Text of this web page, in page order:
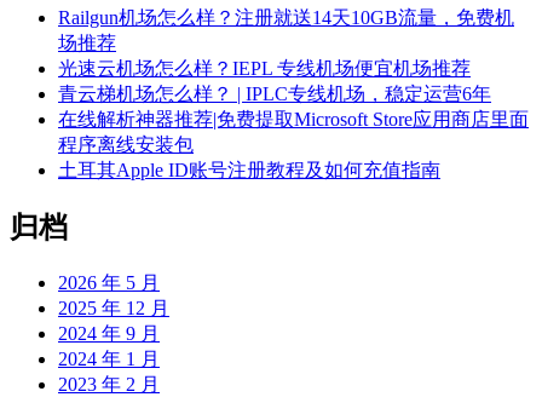
Railgun机场怎么样？注册就送14天10GB流量，免费机
场推荐
光速云机场怎么样？IEPL 专线机场便宜机场推荐
青云梯机场怎么样？ | IPLC专线机场，稳定运营6年
在线解析神器推荐|免费提取Microsoft Store应用商店里面
程序离线安装包
土耳其Apple ID账号注册教程及如何充值指南
归档
2026 年 5 月
2025 年 12 月
2024 年 9 月
2024 年 1 月
2023 年 2 月